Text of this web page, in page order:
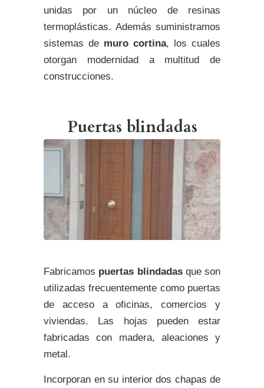
unidas por un núcleo de resinas
termoplásticas. Además suministramos
sistemas de muro cortina, los cuales
otorgan modernidad a multitud de
construcciones.
Puertas blindadas
Fabricamos puertas blindadasque son
utilizadas frecuentemente como puertas
de acceso a oficinas, comercios y
viviendas. Las hojas pueden estar
fabricadas con madera, aleaciones y
metal.
Incorporan en su interior dos chapas de